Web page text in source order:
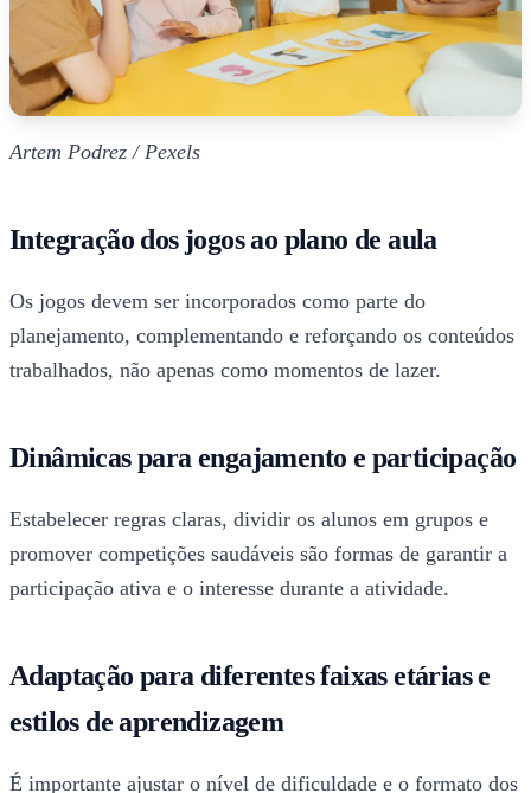
Artem Podrez / Pexels
Integração dos jogos ao plano de aula
Os jogos devem ser incorporados como parte do
planejamento, complementando e reforçando os conteúdos
trabalhados, não apenas como momentos de lazer.
Dinâmicas para engajamento e participação
Estabelecer regras claras, dividir os alunos em grupos e
promover competições saudáveis são formas de garantir a
participação ativa e o interesse durante a atividade.
Adaptação para diferentes faixas etárias e
estilos de aprendizagem
É importante ajustar o nível de dificuldade e o formato dos